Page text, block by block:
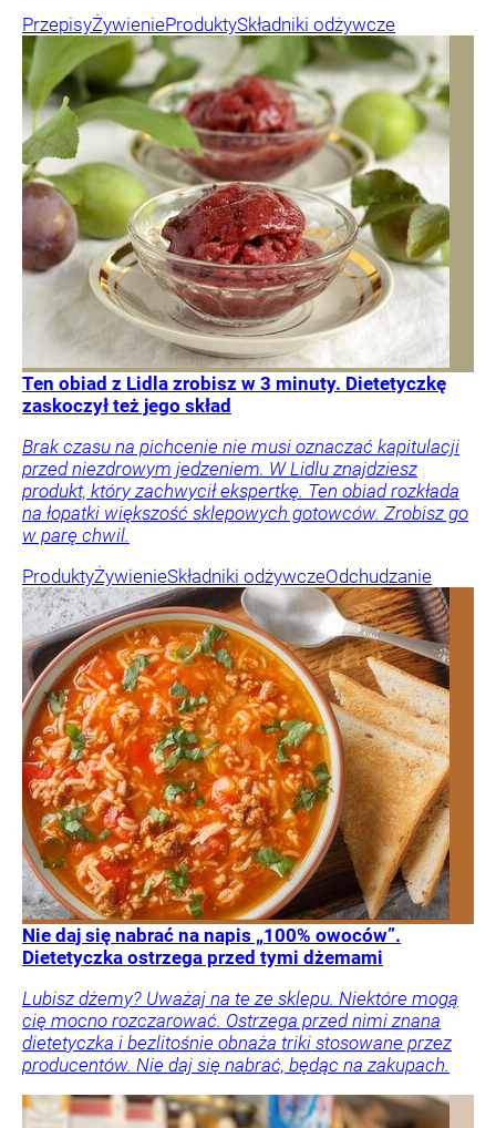
PrzepisyŻywienieProduktySkładniki odżywcze
Ten obiad z Lidla zrobisz w 3 minuty. Dietetyczkę
zaskoczył też jego skład
Brak czasu na pichcenie nie musi oznaczać kapitulacji
przed niezdrowym jedzeniem. W Lidlu znajdziesz
produkt, który zachwycił ekspertkę. Ten obiad rozkłada
na łopatki większość sklepowych gotowców. Zrobisz go
w parę chwil.
ProduktyŻywienieSkładniki odżywczeOdchudzanie
Nie daj się nabrać na napis „100% owoców”.
Dietetyczka ostrzega przed tymi dżemami
Lubisz dżemy? Uważaj na te ze sklepu. Niektóre mogą
cię mocno rozczarować. Ostrzega przed nimi znana
dietetyczka i bezlitośnie obnaża triki stosowane przez
producentów. Nie daj się nabrać, będąc na zakupach.